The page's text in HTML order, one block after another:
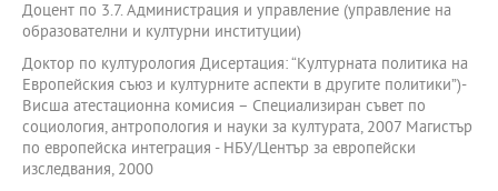
Доцент по 3.7. Администрация и управление (управление на
образователни и културни институции)
Доктор по културология Дисертация: “Културната политика на
Европейския съюз и културните аспекти в другите политики”)-
Висша атестационна комисия – Специализиран съвет по
социология, антропология и науки за културатa, 2007 Магистър
по европейска интеграция - НБУ/Център за европейски
изследвания, 2000